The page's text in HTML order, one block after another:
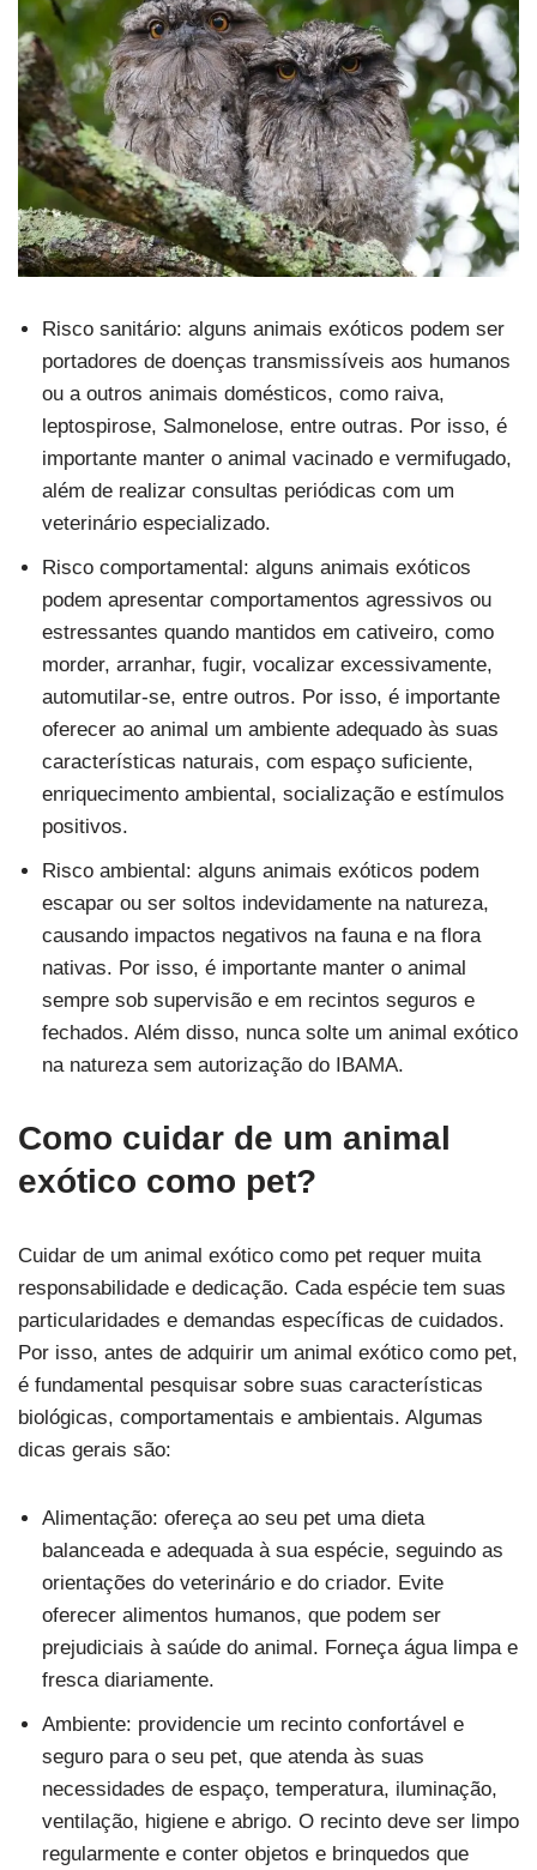
Risco sanitário: alguns animais exóticos podem ser
portadores de doenças transmissíveis aos humanos
ou a outros animais domésticos, como raiva,
leptospirose, Salmonelose, entre outras. Por isso, é
importante manter o animal vacinado e vermifugado,
além de realizar consultas periódicas com um
veterinário especializado.
Risco comportamental: alguns animais exóticos
podem apresentar comportamentos agressivos ou
estressantes quando mantidos em cativeiro, como
morder, arranhar, fugir, vocalizar excessivamente,
automutilar-se, entre outros. Por isso, é importante
oferecer ao animal um ambiente adequado às suas
características naturais, com espaço suficiente,
enriquecimento ambiental, socialização e estímulos
positivos.
Risco ambiental: alguns animais exóticos podem
escapar ou ser soltos indevidamente na natureza,
causando impactos negativos na fauna e na flora
nativas. Por isso, é importante manter o animal
sempre sob supervisão e em recintos seguros e
fechados. Além disso, nunca solte um animal exótico
na natureza sem autorização do IBAMA.
Como cuidar de um animal
exótico como pet?
Cuidar de um animal exótico como pet requer muita
responsabilidade e dedicação. Cada espécie tem suas
particularidades e demandas específicas de cuidados.
Por isso, antes de adquirir um animal exótico como pet,
é fundamental pesquisar sobre suas características
biológicas, comportamentais e ambientais. Algumas
dicas gerais são:
Alimentação: ofereça ao seu pet uma dieta
balanceada e adequada à sua espécie, seguindo as
orientações do veterinário e do criador. Evite
oferecer alimentos humanos, que podem ser
prejudiciais à saúde do animal. Forneça água limpa e
fresca diariamente.
Ambiente: providencie um recinto confortável e
seguro para o seu pet, que atenda às suas
necessidades de espaço, temperatura, iluminação,
ventilação, higiene e abrigo. O recinto deve ser limpo
regularmente e conter objetos e brinquedos que